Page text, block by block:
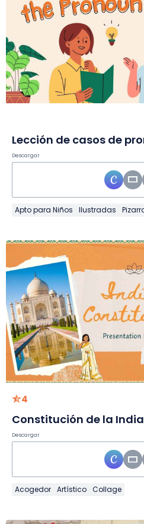
Descargar
Apto para Niños Ilustradas
4
Constitución de la
Descargar
Acogedor Artístico Collage